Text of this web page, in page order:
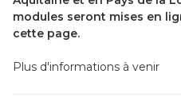
modules seront mises en
cette page.
Plus d'informations à venir